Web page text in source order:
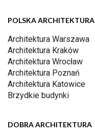
POLSKA ARCHITEKTURA
Architektura Warszawa
Architektura Kraków
Architektura Wrocław
Architektura Poznań
Architektura Katowice
Brzydkie budynki
DOBRA ARCHITEKTURA